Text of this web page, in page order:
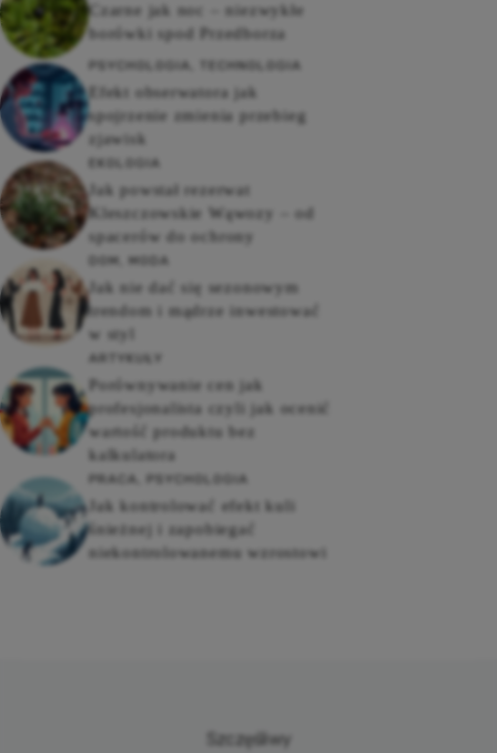
Czarne jak noc – niezwykłe
borówki spod Przedborza
PSYCHOLOGIA TECHNOLOGIA
Efekt obserwatora jak
spojrzenie zmienia przebieg
zjawisk
EKOLOGIA
Jak powstał rezerwat
Kleszczowskie Wąwozy – od
spacerów do ochrony
DOM MODA
Jak nie dać się sezonowym
trendom i mądrze inwestować
w styl
ARTYKUŁY
Porównywanie cen jak
profesjonalista czyli jak ocenić
wartość produktu bez
kalkulatora
PRACA PSYCHOLOGIA
Jak kontrolować efekt kuli
śnieżnej i zapobiegać
niekontrolowanemu wzrostowi
Szczęśliwy